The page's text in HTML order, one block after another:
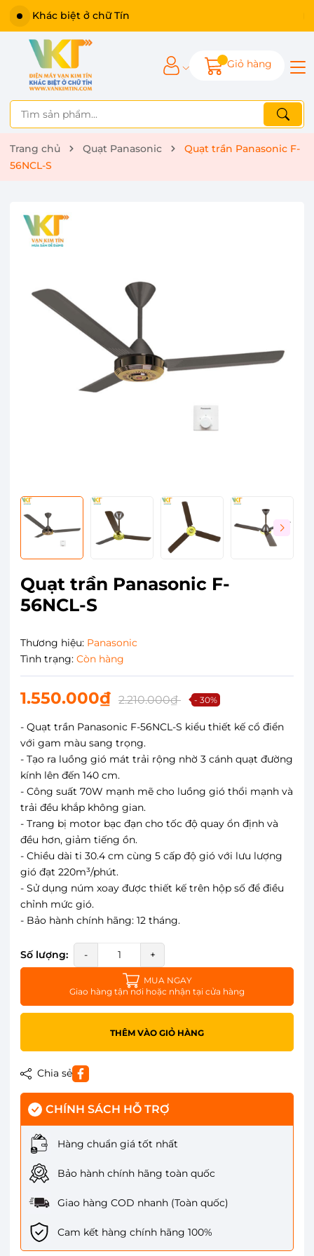
Khác biệt ở chữ Tín
Giỏ hàng
Trang chủ Quạt Panasonic
Quạt trần Panasonic F-
56NCL-S
Quạt trần Panasonic F-
56NCL-S
Thương hiệu: Panasonic
Tình trạng: Còn hàng
1.550.000₫ 2.210.000₫ - 30%
- Quạt trần Panasonic F-56NCL-S kiểu thiết kế cổ điển
với gam màu sang trọng.
- Tạo ra luồng gió mát trải rộng nhờ 3 cánh quạt đường
kính lên đến 140 cm.
- Công suất 70W mạnh mẽ cho luồng gió thổi mạnh và
trải đều khắp không gian.
- Trang bị motor bạc đạn cho tốc độ quay ổn định và
đều hơn, giảm tiếng ồn.
- Chiều dài ti 30.4 cm cùng 5 cấp độ gió với lưu lượng
gió đạt 220m³/phút.
- Sử dụng núm xoay được thiết kế trên hộp số để điều
chỉnh mức gió.
- Bảo hành chính hãng: 12 tháng.
Số lượng: - +
MUA NGAY
Giao hàng tận nơi hoặc nhận tại cửa hàng
THÊM VÀO GIỎ HÀNG
Chia sẻ
CHÍNH SÁCH HỖ TRỢ
Hàng chuẩn giá tốt nhất
Bảo hành chính hãng toàn quốc
Giao hàng COD nhanh (Toàn quốc)
Cam kết hàng chính hãng 100%